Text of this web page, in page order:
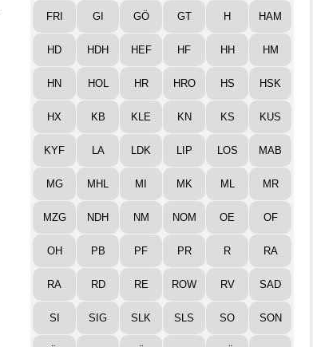
FRI GI GÖ GT H HAM
HD HDH HEF HF HH HM
HN HOL HR HRO HS HSK
HX KB KLE KN KS KUS
KYF LA LDK LIP LOS MAB
MG MHL MI MK ML MR
MZG NDH NM NOM OE OF
OH PB PF PR R RA
RA RD RE ROW RV SAD
SI SIG SLK SLS SO SON